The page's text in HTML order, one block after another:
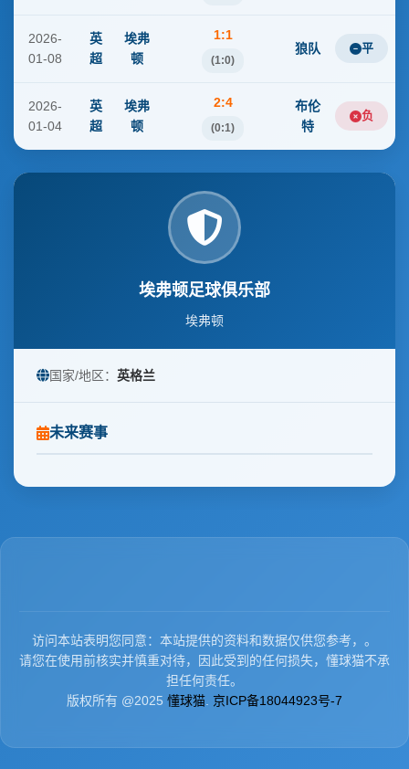
埃弗顿足球俱乐部
埃弗顿
国家/地区： 英格兰
未来赛事
2026-
01-08
英
超
埃弗
顿
1:1
(1:0)
狼队 平
2026-
01-04
英
超
埃弗
顿
2:4
(0:1)
布伦
特
负
访问本站表明您同意：本站提供的资料和数据仅供您参考，。
请您在使用前核实并慎重对待，因此受到的任何损失，懂球猫不承
担任何责任。
版权所有 @2025 懂球猫 京ICP备18044923号-7